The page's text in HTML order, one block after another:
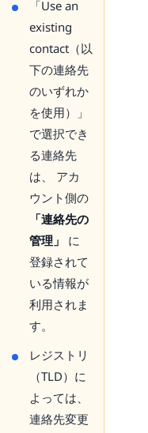
「Use an
existing
contact（以
下の連絡先
のいずれか
を使用）」
で選択でき
る連絡先
は、 アカ
ウント側の
「連絡先の
管理」
に
登録されて
いる情報が
利用されま
す。
レジストリ
（TLD）に
よっては、
連絡先変更